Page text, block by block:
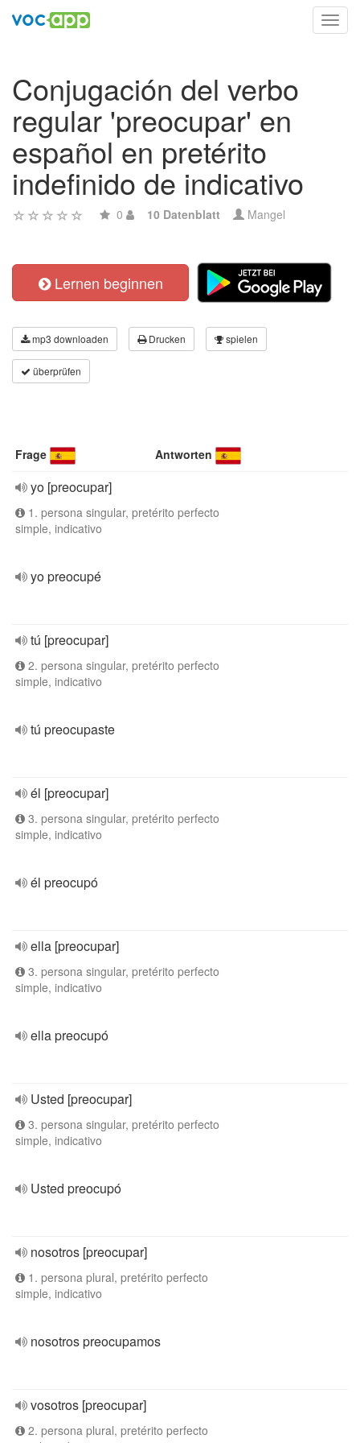
Conjugación del verbo
regular 'preocupar' en
español en pretérito
indefinido de indicativo
0 10 Datenblatt Mangel
Lernen beginnen
mp3 downloaden Drucken spielen
überprüfen
Frage Antworten
yo [preocupar]
1. persona singular, pretérito perfecto
simple, indicativo
yo preocupé
tú [preocupar]
2. persona singular, pretérito perfecto
simple, indicativo
tú preocupaste
él [preocupar]
3. persona singular, pretérito perfecto
simple, indicativo
él preocupó
ella [preocupar]
3. persona singular, pretérito perfecto
simple, indicativo
ella preocupó
Usted [preocupar]
3. persona singular, pretérito perfecto
simple, indicativo
Usted preocupó
nosotros [preocupar]
1. persona plural, pretérito perfecto
simple, indicativo
nosotros preocupamos
vosotros [preocupar]
2. persona plural, pretérito perfecto